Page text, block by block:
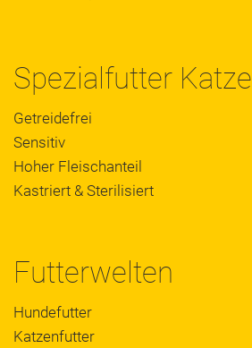
Spezialfutter Katze
Getreidefrei
Sensitiv
Hoher Fleischanteil
Kastriert & Sterilisiert
Futterwelten
Hundefutter
Katzenfutter